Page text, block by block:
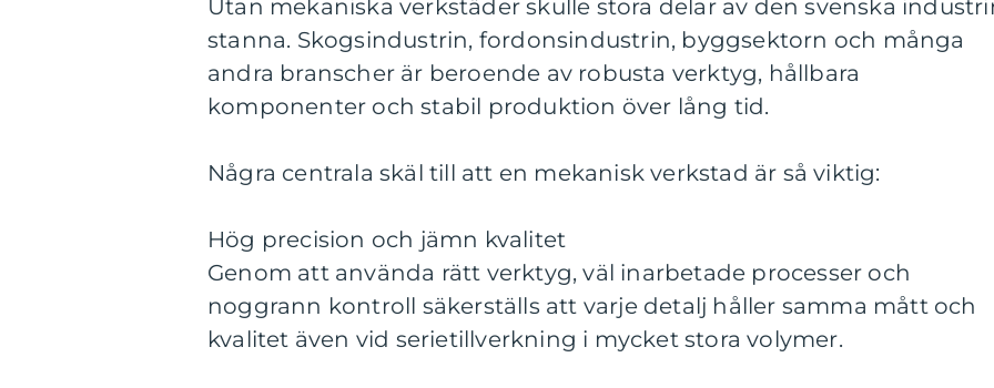
Utan mekaniska verkstäder skulle stora delar av den svenska
stanna. Skogsindustrin, fordonsindustrin, byggsektorn och många
andra branscher är beroende av robusta verktyg, hållbara
komponenter och stabil produktion över lång tid.
Några centrala skäl till att en mekanisk verkstad är så viktig:
Hög precision och jämn kvalitet
Genom att använda rätt verktyg, väl inarbetade processer och
noggrann kontroll säkerställs att varje detalj håller samma mått och
kvalitet även vid serietillverkning i mycket stora volymer.